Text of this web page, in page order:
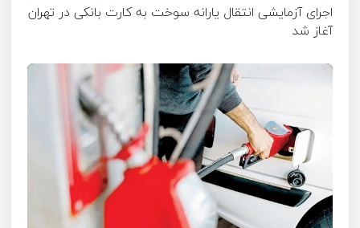
اجرای آزمایشی انتقال یارانه سوخت به کارت بانکی در تهران
آغاز شد